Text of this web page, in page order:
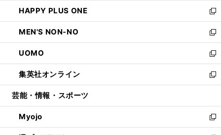
く
で
開
く
ド
ウ
で
開
く
ィ
ン
ド
ウ
で
開
く
し
い
ウ
ィ
ン
ド
ウ
で
開
HAPPY PLUS ONE
新
し
い
ウ
ィ
ン
ド
ウ
開
く
MEN'S NON-NO
新
し
い
ウ
ィ
ン
ウ
で
開
UOMO
新
し
い
ウ
ン
ド
ウ
集英社オンライン
新
し
ウ
ィ
ン
芸能・情報・スポーツ
Myojo
新
し